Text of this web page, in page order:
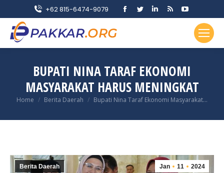
+62 815-6474-9079
Facebook
in
window
Twitter
in
window
Linkedin
in
window
Rss
opens
in
window
YouTube
page
opens
in
window
BUPATI NINA TARAF EKONOMI
MASYARAKAT HARUS MENINGKAT
You are here:
Home Berita Daerah Bupati Nina Taraf Ekonomi Masyarakat…
Jan 11 2024
Berita Daerah